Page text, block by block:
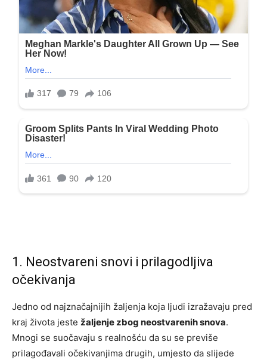
1. Neostvareni snovi i prilagodljiva
očekivanja
Jedno od najznačajnijih žaljenja koja ljudi izražavaju pred
kraj života jeste žaljenje zbog neostvarenih snova.
Mnogi se suočavaju s realnošću da su se previše
prilagođavali očekivanjima drugih, umjesto da slijede